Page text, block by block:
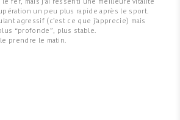
fer, mais j’ai ressenti une meilleure vitalité
un peu plus rapide après le sport.
agressif (c’est ce que j’apprecie) mais
“profonde”, plus stable.
prendre le matin.